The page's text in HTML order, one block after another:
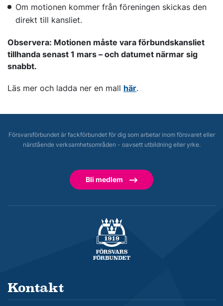
Om motionen kommer från föreningen skickas den
direkt till kansliet.
Observera: Motionen måste vara förbundskansliet
tillhanda senast 1 mars – och datumet närmar sig
snabbt.
Läs mer och ladda ner en mall här.
Försvarsförbundet är fackförbundet för dig som arbetar inom försvaret eller
närstående verksamhetsområden - oavsett utbildning eller yrke.
Bli medlem
Försvarsförbundet
Kontakt